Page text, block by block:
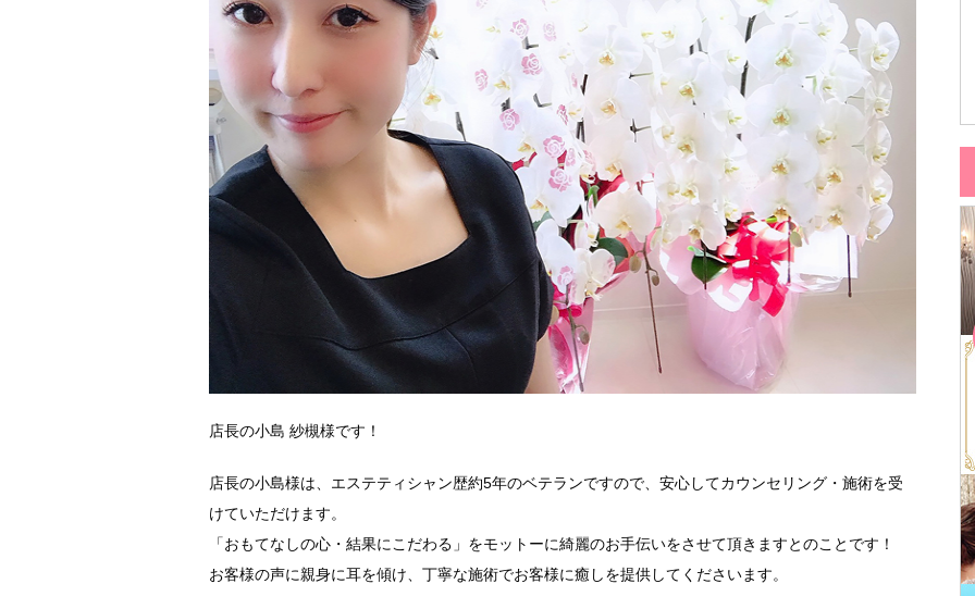
店長の小島 紗槻様です！
店長の小島様は、エステティシャン歴約5年のベテランですので、安心してカウンセリング・施術を受
けていただけます。
「おもてなしの心・結果にこだわる」をモットーに綺麗のお手伝いをさせて頂きますとのことです！
お客様の声に親身に耳を傾け、丁寧な施術でお客様に癒しを提供してくださいます。